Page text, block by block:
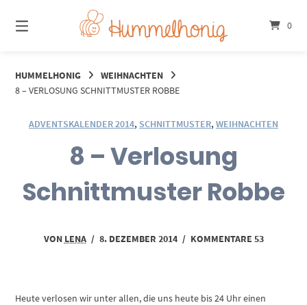
zum
Inhalt
0
HUMMELHONIG
WEIHNACHTEN
8 – VERLOSUNG SCHNITTMUSTER ROBBE
ADVENTSKALENDER 2014, SCHNITTMUSTER,WEIHNACHTEN
8 – Verlosung
Schnittmuster Robbe
VON LENA / 8. DEZEMBER 2014 / KOMMENTARE 53
Heute verlosen wir unter allen, die uns heute bis 24 Uhr einen